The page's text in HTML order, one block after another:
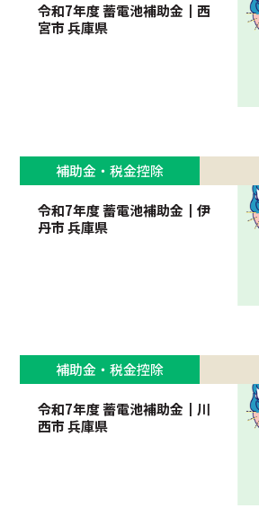
令和7年度 蓄電池補助金┃西
宮市 兵庫県
補助金・税金控除
令和7年度 蓄電池補助金┃伊
丹市 兵庫県
補助金・税金控除
令和7年度 蓄電池補助金┃川
西市 兵庫県